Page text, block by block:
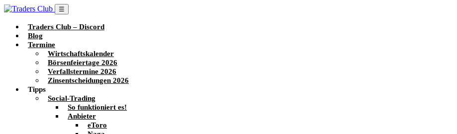
☰
Traders Club – Discord
Blog
Termine
Wirtschaftskalender
Börsenfeiertage 2026
Verfallstermine 2026
Zinsentscheidungen 2026
Tipps
Social-Trading
So funktioniert es!
Anbieter
eToro